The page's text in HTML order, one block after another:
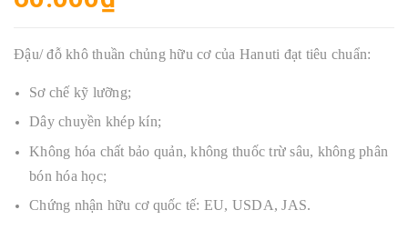
Đậu/ đỗ khô thuần chủng hữu cơ của Hanuti đạt tiêu chuẩn:
Sơ chế kỹ lưỡng;
Dây chuyền khép kín;
Không hóa chất bảo quản, không thuốc trừ sâu, không phân
bón hóa học;
Chứng nhận hữu cơ quốc tế: EU, USDA, JAS.